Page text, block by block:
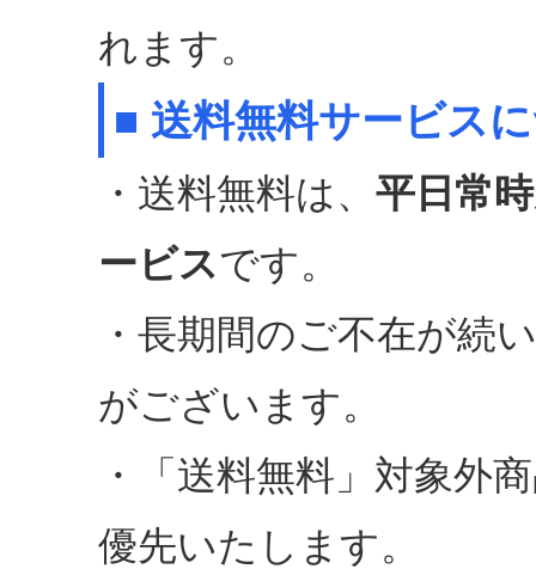
れます。
■ 送料無料サービス
・送料無料は、 平日常
ービスです。
・長期間のご不在が続
がございます。
・「送料無料」対象外
優先いたします。